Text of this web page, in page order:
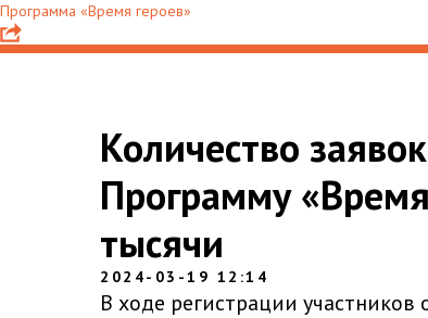
Программа «Время героев»
Количество
Программу
тысячи
2024-03-19 12:14
В ходе регистрации участников